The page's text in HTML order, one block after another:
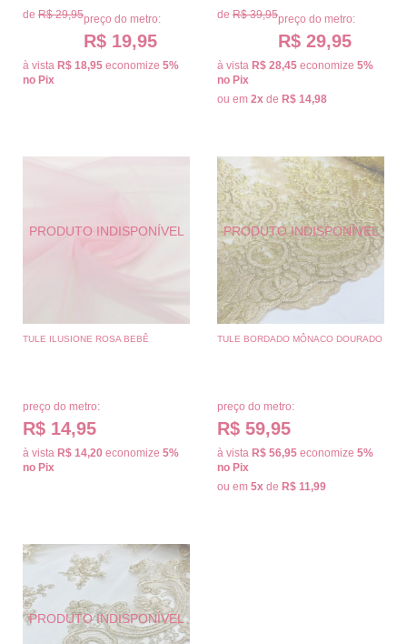
de R$ 29,95preço do metro:
R$ 19,95
à vista R$ 18,95 economize 5%
no Pix
de R$ 39,95preço do metro:
R$ 29,95
à vista R$ 28,45 economize 5%
no Pix
ou em 2x de R$ 14,98
TULE ILUSIONE ROSA BEBÊ
preço do metro:
R$ 14,95
à vista R$ 14,20 economize 5%
no Pix
TULE BORDADO MÔNACO DOURADO
preço do metro:
R$ 59,95
à vista R$ 56,95 economize 5%
no Pix
ou em 5x de R$ 11,99